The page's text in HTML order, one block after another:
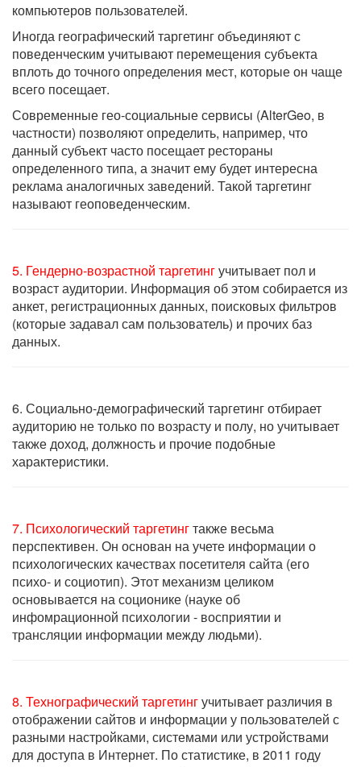
компьютеров пользователей.
Иногда географический таргетинг объединяют с
поведенческим учитывают перемещения субъекта
вплоть до точного определения мест, которые он чаще
всего посещает.
Современные гео-социальные сервисы (AlterGeo, в
частности) позволяют определить, например, что
данный субъект часто посещает рестораны
определенного типа, а значит ему будет интересна
реклама аналогичных заведений. Такой таргетинг
называют геоповеденческим.
5. Гендерно-возрастной таргетингучитывает пол и
возраст аудитории. Информация об этом собирается из
анкет, регистрационных данных, поисковых фильтров
(которые задавал сам пользователь) и прочих баз
данных.
6. Социально-демографический таргетинг отбирает
аудиторию не только по возрасту и полу, но учитывает
также доход, должность и прочие подобные
характеристики.
7. Психологический таргетингтакже весьма
перспективен. Он основан на учете информации о
психологических качествах посетителя сайта (его
психо- и социотип). Этот механизм целиком
основывается на соционике (науке об
инфомрационной психологии - восприятии и
трансляции информации между людьми).
8. Технографический таргетингучитывает различия в
отображении сайтов и информации у пользователей с
разными настройками, системами или устройствами
для доступа в Интернет. По статистике, в 2011 году